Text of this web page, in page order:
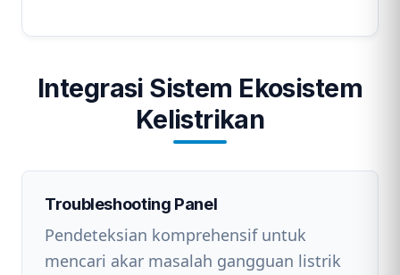
Integrasi Sistem Ekosistem
Kelistrikan
Troubleshooting Panel
Pendeteksian komprehensif untuk
mencari akar masalah gangguan listrik